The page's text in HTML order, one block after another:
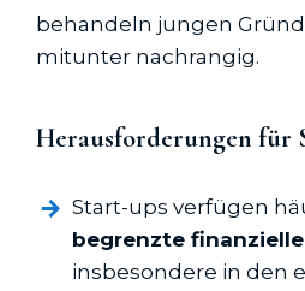
behandeln jungen
mitunter nachrangig.
Herausforderungen für
Start-ups verfügen
begrenzte
insbesondere in den